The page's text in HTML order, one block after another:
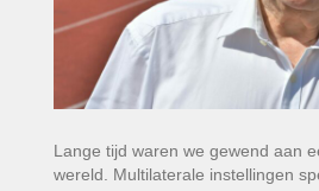
Lange tijd waren we gewend aan
wereld. Multilaterale instellingen